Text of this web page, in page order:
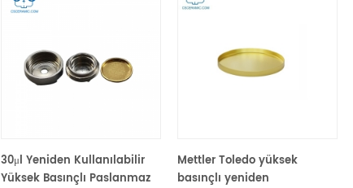
için Al2O3 numune tavası ve
ve numune tavaları üreticisi.
30μl Yeniden Kullanılabilir
Yüksek Basınçlı Paslanmaz
Mettler Toledo yüksek
basınçlı yeniden